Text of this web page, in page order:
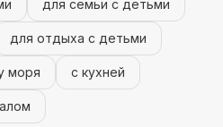
для семьи с детьми
для отдыха с детьми
моря с кухней